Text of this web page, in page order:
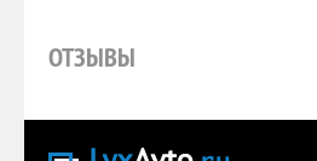
ОТЗЫВЫ